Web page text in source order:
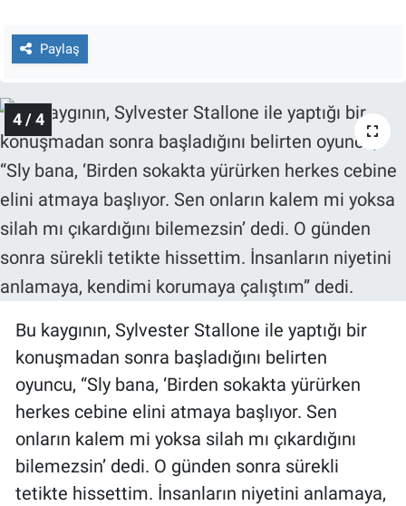
Paylaş
4 / 4
Bu kaygının, Sylvester Stallone ile yaptığı bir
konuşmadan sonra başladığını belirten
oyuncu, “Sly bana, ‘Birden sokakta yürürken
herkes cebine elini atmaya başlıyor. Sen
onların kalem mi yoksa silah mı çıkardığını
bilemezsin’ dedi. O günden sonra sürekli
tetikte hissettim. İnsanların niyetini anlamaya,